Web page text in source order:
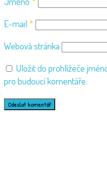
E-mail *
Webová stránka
Uložit do prohlížeče
pro budoucí komentáře.